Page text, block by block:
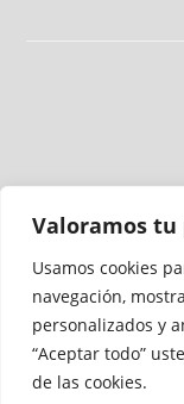
Valoramos tu
Usamos cookies
navegación,
personalizados y
“Aceptar todo”
de las cookies.